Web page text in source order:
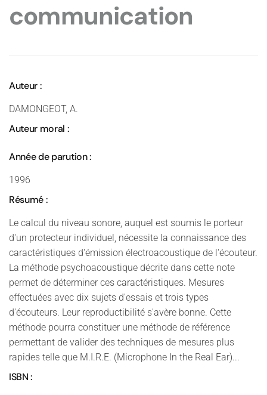
communication
Auteur :
DAMONGEOT, A.
Auteur moral :
Année de parution :
1996
Résumé :
Le calcul du niveau sonore, auquel est soumis le porteur
d'un protecteur individuel, nécessite la connaissance des
caractéristiques d'émission électroacoustique de l'écouteur.
La méthode psychoacoustique décrite dans cette note
permet de déterminer ces caractéristiques. Mesures
effectuées avec dix sujets d'essais et trois types
d'écouteurs. Leur reproductibilité s'avère bonne. Cette
méthode pourra constituer une méthode de référence
permettant de valider des techniques de mesures plus
rapides telle que M.I.R.E. (Microphone In the Real Ear)...
ISBN :